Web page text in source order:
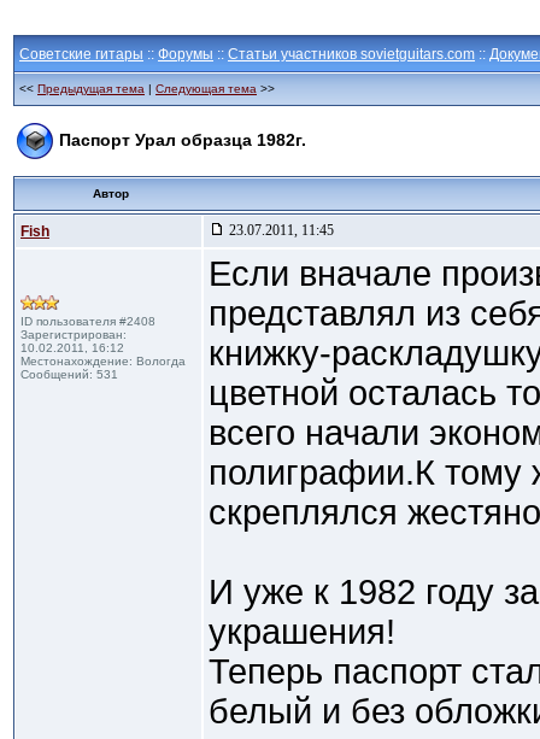
Советские гитары :: Форумы :: Статьи участников sovietguitars.com ::
<< Предыдущая тема | Следующая тема >>
Паспорт Урал образца 1982г.
Автор
Fish 23.07.2011, 11:45
ID пользователя #2408
Зарегистрирован:
10.02.2011, 16:12
Местонахождение: Вологда
Сообщений: 531
Если вначале
представлял из
книжку-
цветной осталась
всего начали
полиграфии.К тому
скреплялся
И уже к 1982 году
украшения!
Теперь паспорт
белый и без